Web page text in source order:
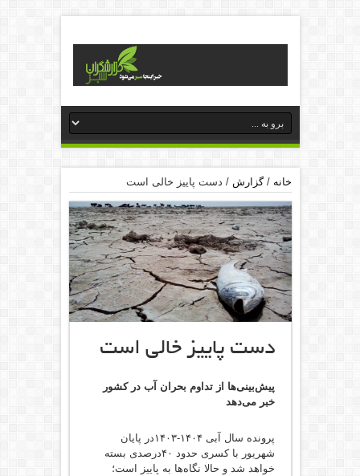
خانه /گزارش / دست پاییز خالی است
دست پاییز خالی است
پیش‌بینی‌‌ها از تداوم بحران آب در کشور
خبر می‌دهد
پرونده سال آبی ۱۴۰۴-۱۴۰۳در پایان
شهریور با کسری حدود ۴۰درصدی بسته
خواهد شد و حالا نگاه‌ها به پاییز است؛